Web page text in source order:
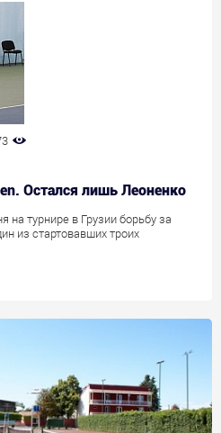
Остался лишь Леоненко
на турнире в Грузии борьбу за
из стартовавших троих